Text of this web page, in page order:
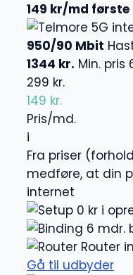
149 kr/md første
5G
950/90 Mbit
1344 kr. Min. pris
299 kr.
149 kr.
Pris/md.
i
Fra priser
medføre, at din
internet
0 kr i
6 mdr.
Router
Gå til udbyder